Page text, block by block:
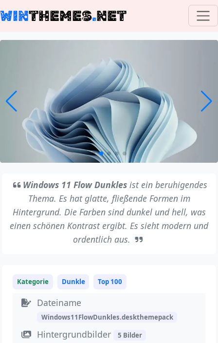
WINTHEMES.NET
Windows 11 Flow Dunklesist ein beruhigendes
Thema. Es hat glatte, fließende Formen im
Hintergrund. Die Farben sind dunkel und hell, was
einen schönen Kontrast ergibt. Es sieht modern und
ordentlich aus.
Kategorie Dunkle Top 100
Dateiname
Windows11FlowDunkles.deskthemepack
Hintergrundbilder 5 Bilder